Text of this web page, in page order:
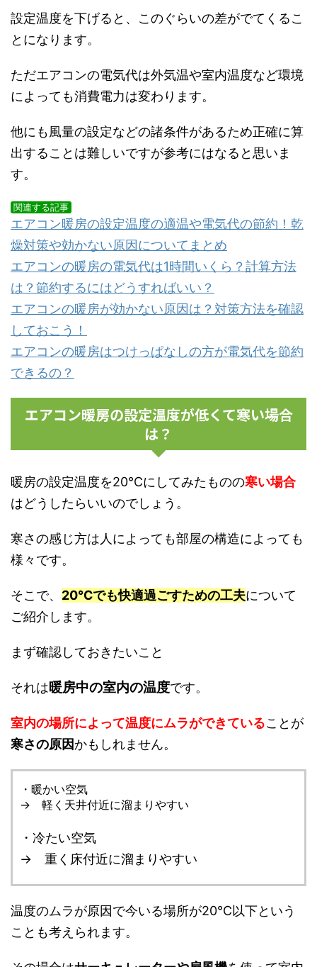
設定温度を下げると、このぐらいの差がでてくるこ
とになります。
ただエアコンの電気代は外気温や室内温度など環境
によっても消費電力は変わります。
他にも風量の設定などの諸条件があるため正確に算
出することは難しいですが参考にはなると思いま
す。
関連する記事
エアコン暖房の設定温度の適温や電気代の節約！乾
燥対策や効かない原因についてまとめ
エアコンの暖房の電気代は1時間いくら？計算方法
は？節約するにはどうすればいい？
エアコンの暖房が効かない原因は？対策方法を確認
しておこう！
エアコンの暖房はつけっぱなしの方が電気代を節約
できるの？
エアコン暖房の設定温度が低くて寒い場合
は？
暖房の設定温度を20℃にしてみたものの寒い場合
はどうしたらいいのでしょう。
寒さの感じ方は人によっても部屋の構造によっても
様々です。
そこで、 20℃でも快適過ごすための工夫について
ご紹介します。
まず確認しておきたいこと
それは暖房中の室内の温度です。
室内の場所によって温度にムラができていることが
寒さの原因かもしれません。
・暖かい空気
→ 軽く天井付近に溜まりやすい
・冷たい空気
→ 重く床付近に溜まりやすい
温度のムラが原因で今いる場所が20℃以下という
ことも考えられます。